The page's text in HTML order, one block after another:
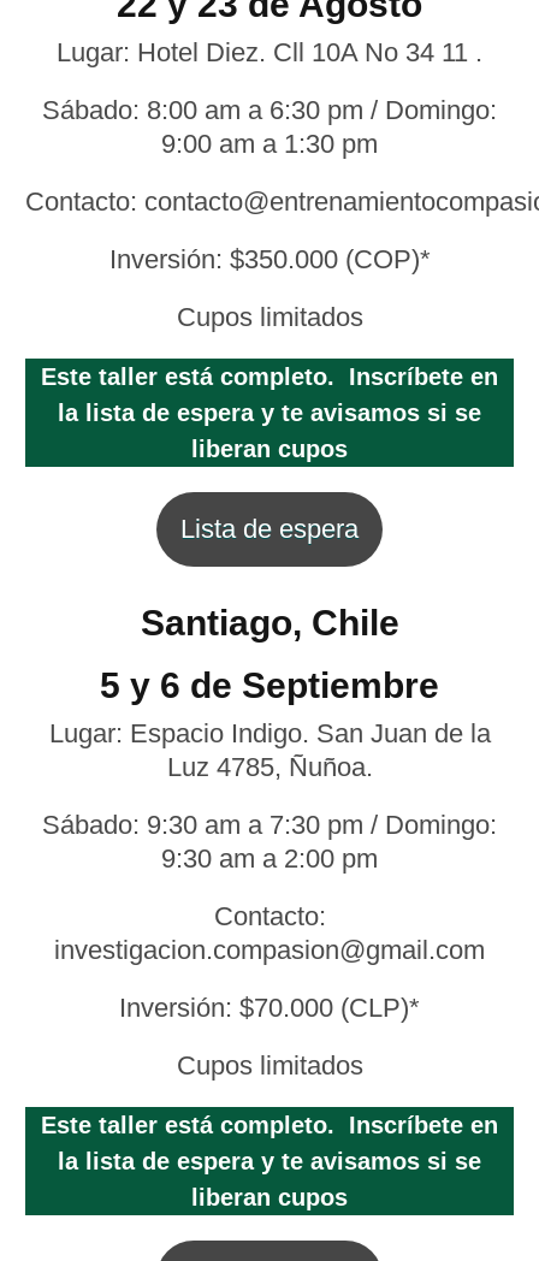
Lugar: Hotel Diez. Cll 10A No 34 11 .
Sábado: 8:00 am a 6:30 pm / Domingo:
9:00 am a 1:30​ pm
Contacto:
Inversión: $350.000 (COP)*
Cupos limitados
Este taller está completo. Inscríbete en
la lista de espera y te avisamos si se
liberan cupos
Lista de espera
Santiago, Chile
5 y 6 de Septiembre
Lugar: Espacio Indigo. San Juan de la
Luz 4785, Ñuñoa.
Sábado: 9:30 am a 7:30 pm / Domingo:
9:30 am a 2:00 pm​
Contacto:
investigacion.compasion@gmail.com
Inversión: $70.000 (CLP)*
Cupos limitados
Este taller está completo. Inscríbete en
la lista de espera y te avisamos si se
liberan cupos